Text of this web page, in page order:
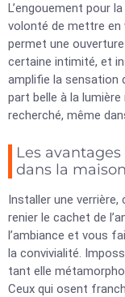
L’engouement pour
volonté de mettre en
permet une
certaine intimité, et
amplifie la sensation
part belle à la
recherché, même
Les
dans la maison
Installer une verrière,
renier le cachet de
l’ambiance et vous
la convivialité.
tant elle
Ceux qui osent